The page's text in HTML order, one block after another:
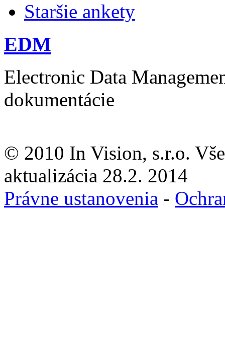
Staršie ankety
EDM
Electronic Data
dokumentácie
© 2010 In Vision, s.r.o.
aktualizácia 28.2. 2014
Právne ustanovenia -